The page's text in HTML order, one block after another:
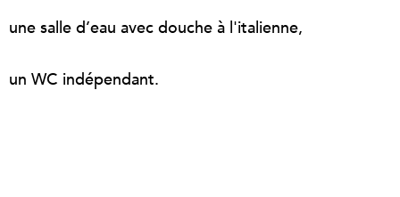
une salle d’eau avec douche à l'italienne,
un WC indépendant.